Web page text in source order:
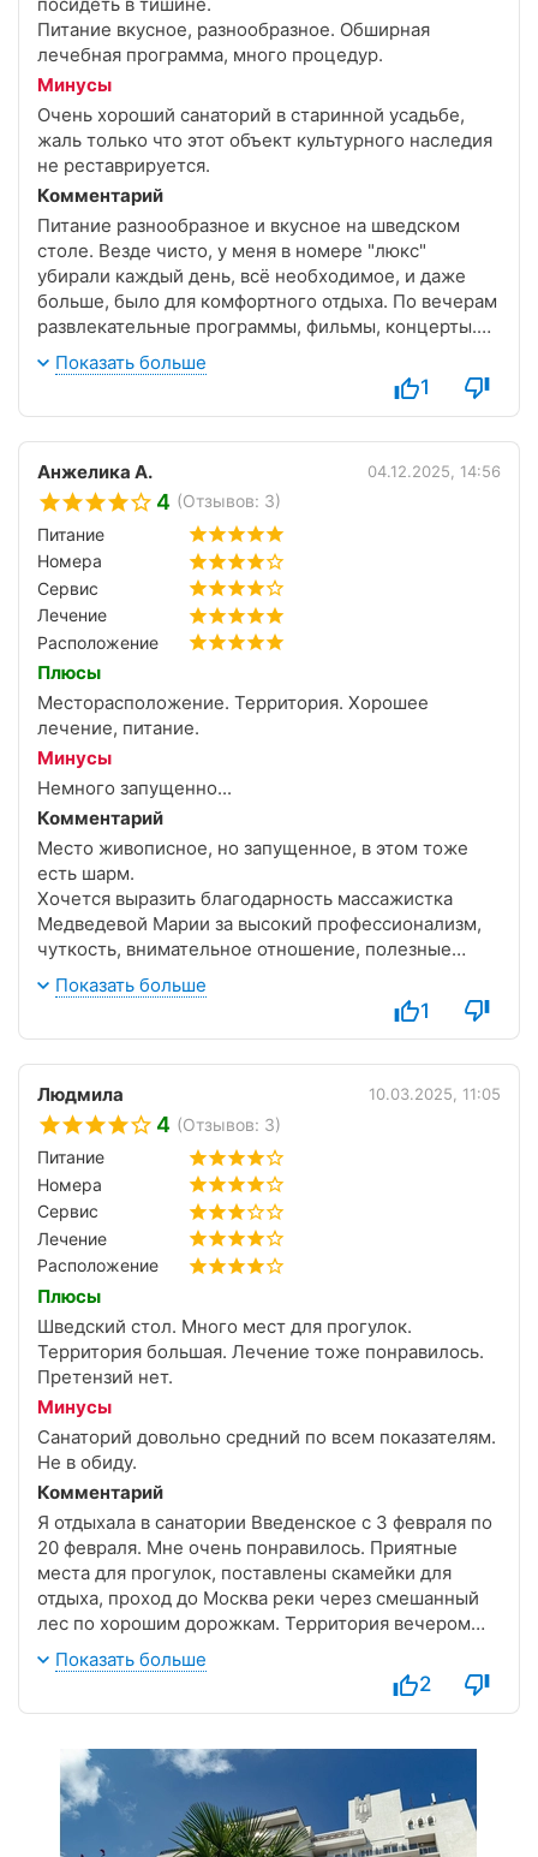
Питание вкусное, разнообразное. Обширная
лечебная программа, много процедур.
Минусы
Очень хороший санаторий в старинной усадьбе,
жаль только что этот объект культурного наследия
не реставрируется.
Комментарий
Питание разнообразное и вкусное на шведском
столе. Везде чисто, у меня в номере "люкс"
убирали каждый день, всё необходимое, и даже
больше, было для комфортного отдыха. По вечерам
развлекательные программы, фильмы, концерты.
Устраивались экскурсии.
Спину мою восстановили , огромное спасибо
чувством юмора. У всех работников
доброжелательное отношение к отдыхающим.
Совсем не хотелось уезжать.
Показать больше
1
Анжелика А. 04.12.2025, 14:56
4 (Отзывов: 3)
Питание
Номера
Сервис
Лечение
Расположение
Плюсы
Месторасположение. Территория. Хорошее
лечение, питание.
Минусы
Немного запущенно...
Комментарий
Место живописное, но запущенное, в этом тоже
есть шарм.
Хочется выразить благодарность массажистка
Медведевой Марии за высокий профессионализм,
чуткость, внимательное отношение, полезные
рекомендации. Дежурной медсестре Сафроновой
Ольге — очень внимательное отношение.
Показать больше
1
Людмила 10.03.2025, 11:05
4 (Отзывов: 3)
Питание
Номера
Сервис
Лечение
Расположение
Плюсы
Шведский стол. Много мест для прогулок.
Территория большая. Лечение тоже понравилось.
Претензий нет.
Минусы
Санаторий довольно средний по всем показателям.
Не в обиду.
Комментарий
Я отдыхала в санатории Введенское с 3 февраля по
20 февраля. Мне очень понравилось. Приятные
места для прогулок, поставлены скамейки для
отдыха, проход до Москва реки через смешанный
лес по хорошим дорожкам. Территория вечером
хорошо освещена.
Сотрудники санатория приветливы , внимательны.
Питание шведский стол разнообразно и вкусно.
Большое спасибо всему коллективу санатория!
Показать больше
2